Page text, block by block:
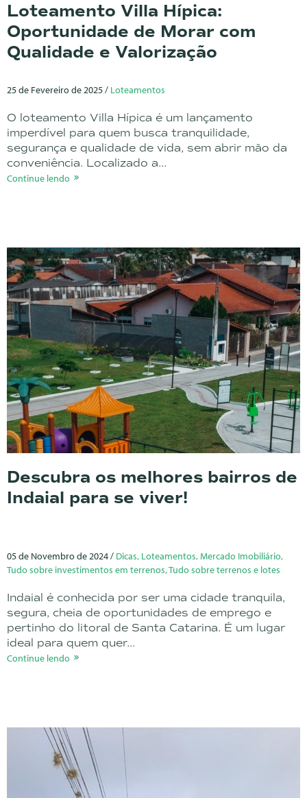
Loteamento Villa Hípica:
Oportunidade de Morar com
Qualidade e Valorização
25 de Fevereiro de 2025 / Loteamentos
O loteamento Villa Hípica é um lançamento
imperdível para quem busca tranquilidade,
segurança e qualidade de vida, sem abrir mão da
conveniência. Localizado a...
Continue lendo
Descubra os melhores bairros de
Indaial para se viver!
05 de Novembro de 2024 / Dicas, Loteamentos, Mercado Imobiliário,
Tudo sobre investimentos em terrenos, Tudo sobre terrenos e lotes
Indaial é conhecida por ser uma cidade tranquila,
segura, cheia de oportunidades de emprego e
pertinho do litoral de Santa Catarina. É um lugar
ideal para quem quer...
Continue lendo